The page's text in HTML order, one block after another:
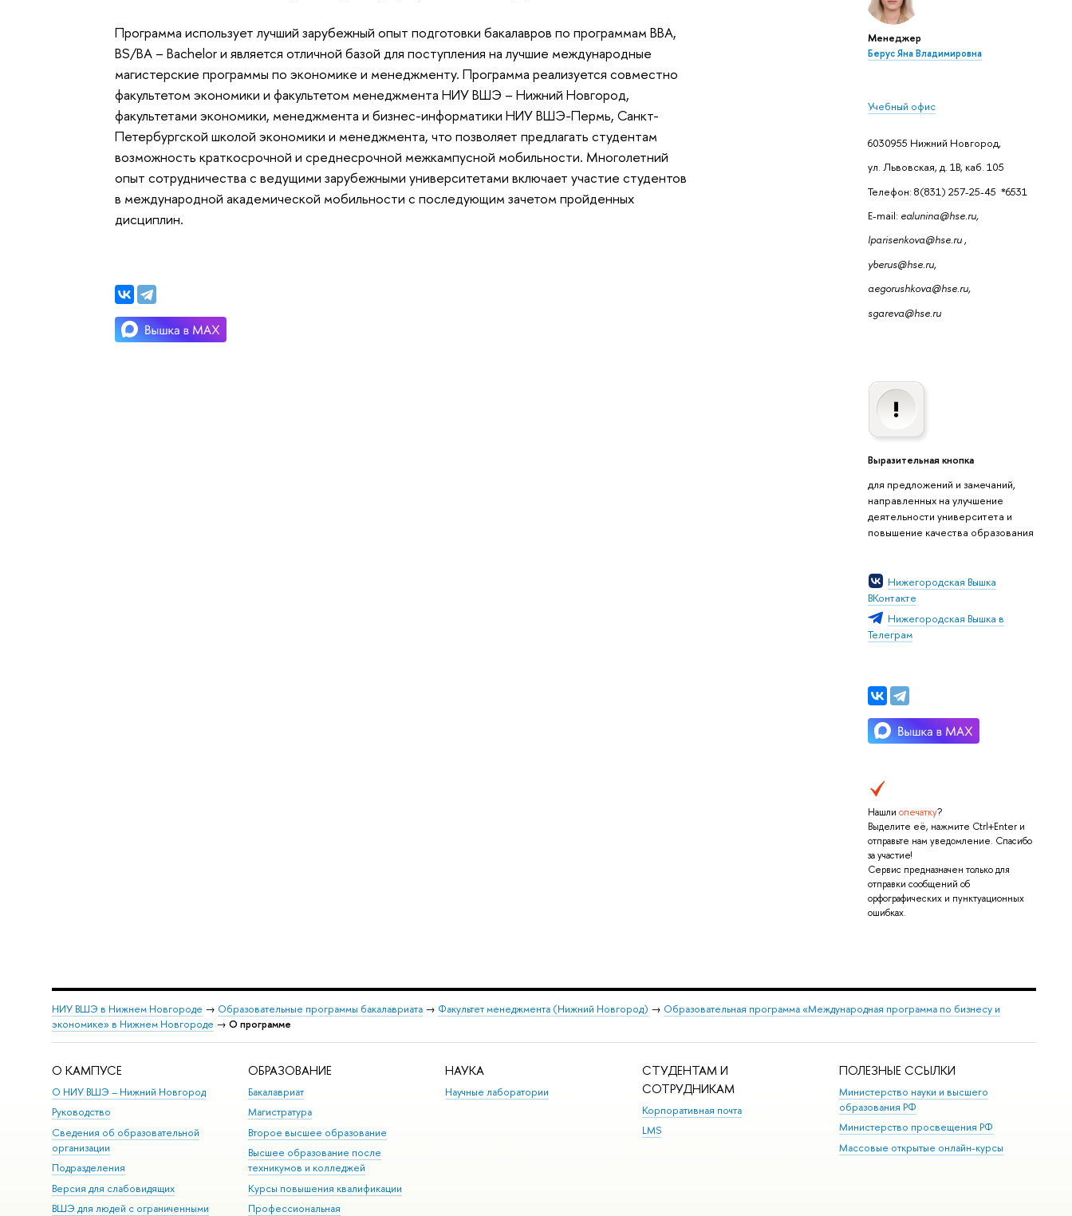
Менеджер
Берус Яна Владимировна
Учебный офис
6030955 Нижний Новгород,
ул. Львовская, д. 1В, каб. 105
Телефон: 8(831) 257-25-45 *6531
E-mail: ealunina@hse.ru,
lparisenkova@hse.ru,
yberus@hse.ru,
aegorushkova@hse.ru,
sgareva@hse.ru
Выразительная кнопка
для предложений и замечаний,
направленных на улучшение
деятельности университета и
повышение качества образования
Нижегородская Вышка
ВКонтакте
Нижегородская Вышка в
Телеграм
Нашли опечатку?
Выделите её, нажмите Ctrl+Enter и
отправьте нам уведомление. Спасибо
за участие!
Сервис предназначен только для
отправки сообщений об
орфографических и пунктуационных
ошибках.
Программа использует лучший зарубежный опыт подготовки бакалавров по программам BBA,
BS/BA – Bachelor и является отличной базой для поступления на лучшие международные
магистерские программы по экономике и менеджменту. Программа реализуется совместно
факультетом экономики и факультетом менеджмента НИУ ВШЭ – Нижний Новгород,
факультетами экономики, менеджмента и бизнес-информатики НИУ ВШЭ-Пермь, Санкт-
Петербургской школой экономики и менеджмента, что позволяет предлагать студентам
возможность краткосрочной и среднесрочной межкампусной мобильности. Многолетний
опыт сотрудничества с ведущими зарубежными университетами включает участие студентов
в международной академической мобильности с последующим зачетом пройденных
дисциплин.
НИУ ВШЭ в Нижнем Новгороде → Образовательные программы бакалавриата→ Факультет менеджмента (Нижний Новгород) → Образовательная программа «Международная программа по бизнесу и
экономике» в Нижнем Новгороде → О программе
О КАМПУСЕ
О НИУ ВШЭ – Нижний Новгород
Руководство
Сведения об образовательной
организации
Подразделения
Версия для слабовидящих
ВШЭ для людей с ограниченными
ОБРАЗОВАНИЕ
Бакалавриат
Магистратура
Второе высшее образование
Высшее образование после
техникумов и колледжей
Курсы повышения квалификации
Профессиональная
НАУКА
Научные лаборатории
СТУДЕНТАМ И
СОТРУДНИКАМ
Корпоративная почта
LMS
ПОЛЕЗНЫЕ ССЫЛКИ
Министерство науки и высшего
образования РФ
Министерство просвещения РФ
Массовые открытые онлайн-курсы